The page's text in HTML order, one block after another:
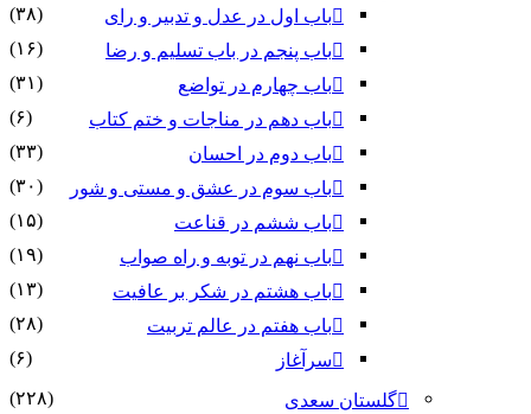
باب اول در عدل و تدبیر و رای
(۳۸)
باب پنجم در باب تسلیم و رضا
(۱۶)
باب چهارم در تواضع
(۳۱)
باب دهم در مناجات و ختم کتاب
(۶)
باب دوم در احسان
(۳۳)
باب سوم در عشق و مستی و شور
(۳۰)
باب ششم در قناعت
(۱۵)
باب نهم در توبه و راه صواب
(۱۹)
باب هشتم در شکر بر عافیت
(۱۳)
باب هفتم در عالم تربیت
(۲۸)
سرآغاز
(۶)
گلستان سعدی
(۲۲۸)